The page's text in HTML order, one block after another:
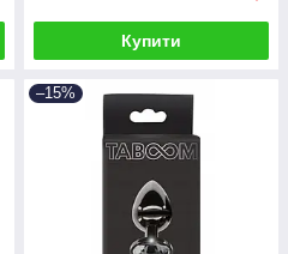
Купити
–15%